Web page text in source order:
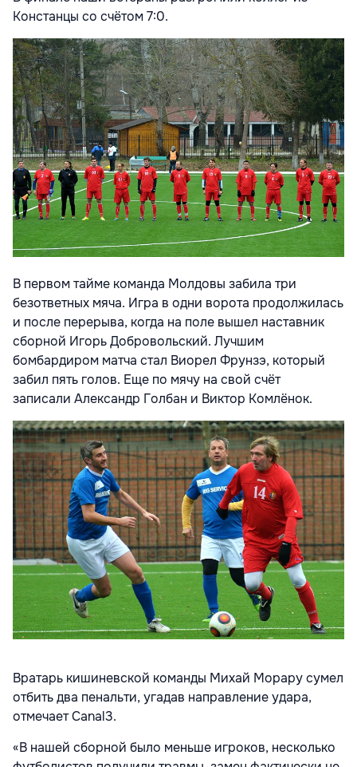
Констанцы со счётом 7:0.
В первом тайме команда Молдовы забила три
безответных мяча. Игра в одни ворота продолжилась
и после перерыва, когда на поле вышел наставник
сборной Игорь Добровольский. Лучшим
бомбардиром матча стал Виорел Фрунзэ, который
забил пять голов. Еще по мячу на свой счёт
записали Александр Голбан и Виктор Комлёнок.
Вратарь кишиневской команды Михай Морару сумел
отбить два пенальти, угадав направление удара,
отмечает Canal3.
«В нашей сборной было меньше игроков, несколько